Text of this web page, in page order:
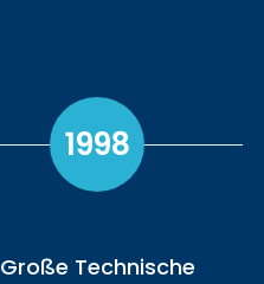
1998
Große Technische